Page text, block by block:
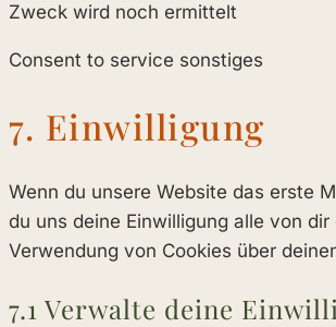
Zweck wird noch ermittelt
Consent to service sonstiges
7. Einwilligung
Wenn du unsere Website das erste
du uns deine Einwilligung alle von
Verwendung von Cookies über
7.1 Verwalte deine